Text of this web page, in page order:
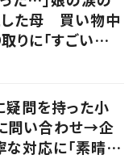
した母 買い物中
りに「すごい分
疑問を持った小
問い合わせ→企
対応に「素晴ら